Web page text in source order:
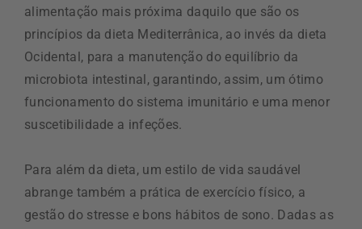
alimentação mais próxima daquilo que são os
princípios da dieta Mediterrânica, ao invés da dieta
Ocidental, para a manutenção do equilíbrio da
microbiota intestinal, garantindo, assim, um ótimo
funcionamento do sistema imunitário e uma menor
suscetibilidade a infeções.
Para além da dieta, um estilo de vida saudável
abrange também a prática de exercício físico, a
gestão do stresse e bons hábitos de sono. Dadas as